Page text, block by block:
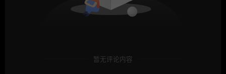
暂无评论内容